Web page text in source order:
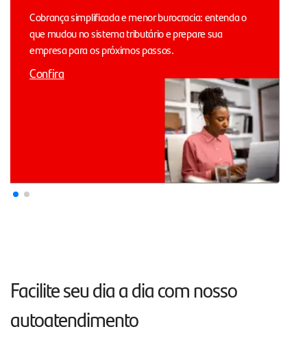
Cobrança simplificada e menor burocracia: entenda o
que mudou no sistema tributário e prepare sua
empresa para os próximos passos.
Confira
Facilite seu dia a dia com nosso
autoatendimento